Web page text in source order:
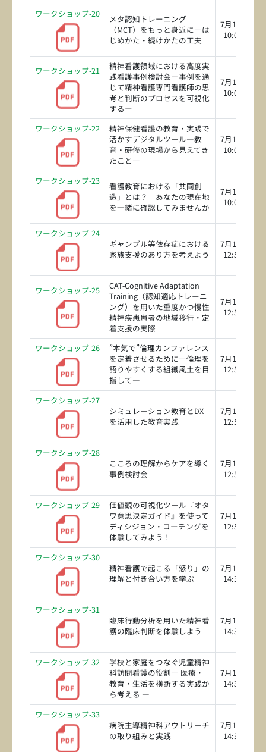
ワークショップ-20
メタ認知トレーニング
（MCT）をもっと身近に―は
じめかた・続けかたの工夫
7月19日（日
10:00～
ワークショップ-21
精神看護領域における高度実
践看護事例検討会－事例を通
じて精神看護専門看護師の思
考と判断のプロセスを可視化
するー
7月19日（日
10:00～
ワークショップ-22
精神保健看護の教育・実践で
活かすデジタルツール―教
育・研修の現場から見えてき
たこと―
7月19日（日
10:00～
ワークショップ-23
看護教育における「共同創
造」とは？ あなたの現在地
を一緒に確認してみませんか
7月19日（日
10:00～
ワークショップ-24
ギャンブル等依存症における
家族支援のあり方を考えよう
7月19日（日
12:50～
ワークショップ-25
CAT-Cognitive Adaptation
Training（認知適応トレーニ
ング）を用いた重度かつ慢性
精神疾患患者の地域移行・定
着支援の実際
7月19日（日
12:50～
ワークショップ-26
”本気で”倫理カンファレンス
を定着させるために―倫理を
語りやすくする組織風土を目
指して―
7月19日（日
12:50～
ワークショップ-27
シミュレーション教育とDX
を活用した教育実践
7月19日（日
12:50～
ワークショップ-28
こころの理解からケアを導く
事例検討会
7月19日（日
12:50～
ワークショップ-29
価値観の可視化ツール『オタ
ワ意思決定ガイド』を使って
ディシジョン・コーチングを
体験してみよう！
7月19日（日
12:50～
ワークショップ-30
精神看護で起こる「怒り」の
理解と付き合い方を学ぶ
7月19日（日
14:30～
ワークショップ-31
臨床行動分析を用いた精神看
護の臨床判断を体験しよう
7月19日（日
14:30～
ワークショップ-32
学校と家庭をつなぐ児童精神
科訪問看護の役割― 医療・
教育・生活を横断する実践か
ら考える ―
7月19日（日
14:30～
ワークショップ-33
病院主導精神科アウトリーチ
の取り組みと実践
7月19日（日
14:30～